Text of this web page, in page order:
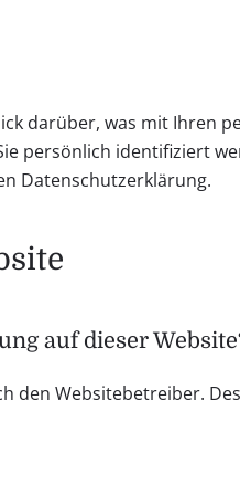
darüber, was mit Ihren
persönlich identifiziert
Datenschutzerklärung.
auf dieser
den Websitebetreiber.